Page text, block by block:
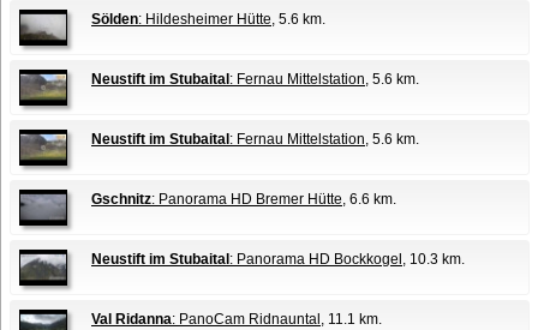
Sölden: Hildesheimer Hütte, 5.6 km.
Neustift im Stubaital : Fernau Mittelstation, 5.6 km.
Neustift im Stubaital : Fernau Mittelstation, 5.6 km.
Gschnitz: Panorama HD Bremer Hütte, 6.6 km.
Neustift im Stubaital : Panorama HD Bockkogel , 10.3 km.
Val Ridanna: PanoCam Ridnauntal , 11.1 km.